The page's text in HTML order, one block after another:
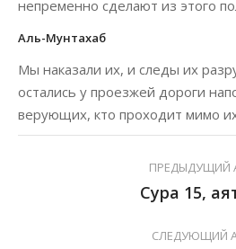
непременно сделают из этого
Аль-Мунтахаб
Мы наказали их, и следы их
остались у проезжей дороги
верующих, кто проходит мимо
ПРЕДЫДУЩИЙ
Сура 15,
СЛЕДУЮЩИЙ